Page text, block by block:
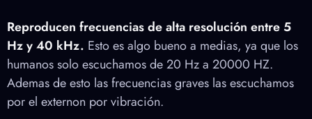
Reproducen frecuencias de alta resolución entre 5
Hz y 40 kHz. Esto es algo bueno a medias, ya que los
humanos solo escuchamos de 20 Hz a 20000 HZ.
Ademas de esto las frecuencias graves las escuchamos
por el externon por vibración.